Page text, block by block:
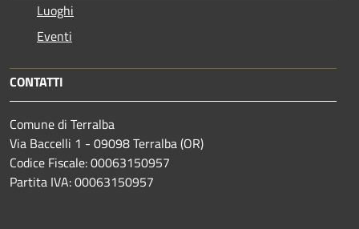
Luoghi
Eventi
CONTATTI
Comune di Terralba
Via Baccelli 1 - 09098 Terralba (OR)
Codice Fiscale: 00063150957
Partita IVA: 00063150957